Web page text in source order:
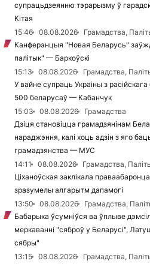
супрацьдзеянню тэрарызму ў
Кітая
15:46
08.08.2026
Грамадства,
Канферэнцыя "Новая Беларусь"
палітык" — Баркоўскі
15:13
08.08.2026
Грамадства,
У вайне супраць Украіны з
500 беларусаў — Кабанчук
15:03
08.08.2026
Грамадства
Дзіця становіцца грамадзянінам
нараджэння, калі хоць адзін з яго
грамадзянства — МУС
14:11
08.08.2026
Грамадства,
Ціханоўская заклікала
зразумелы алгарытм дапамогі
13:50
08.08.2026
Грамадства,
Бабарыка ўсумніўся ва ўплыве
меркаванні "сяброў у Беларусі",
сябры"
13:15
08.08.2026
Грамадства,